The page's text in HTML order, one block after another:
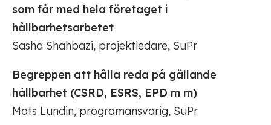
som får med hela företaget i
hållbarhetsarbetet
Sasha Shahbazi, projektledare, SuPr
Begreppen att hålla reda på gällande
hållbarhet (CSRD, ESRS, EPD m m)
Mats Lundin, programansvarig, SuPr